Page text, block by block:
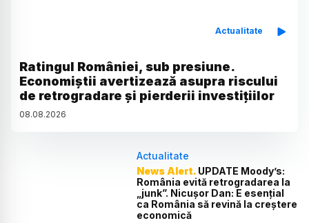
Actualitate
Ratingul României, sub presiune.
Economiștii avertizează asupra riscului
de retrogradare și pierderii investițiilor
08.08.2026
Actualitate
News Alert. UPDATE Moody’s:
România evită retrogradarea la
„junk”. Nicușor Dan: E esențial
ca România să revină la creștere
economică